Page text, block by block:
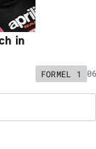
in
FORMEL 1